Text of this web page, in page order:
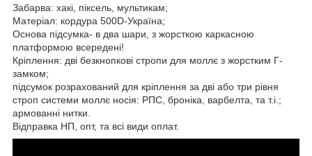
Забарва: хакі, піксель, мультикам;
Матеріал: кордура 500D-Україна;
Основа підсумка- в два шари, з жорсткою каркасною
платформою всередені!
Кріплення: дві безкнопкові стропи для моллє з жорстким Г-
замком;
підсумок розрахований для кріплення за дві або три рівня
строп системи моллє носія: РПС, броніка, варбелта, та т.і.;
армованні нитки.
Відправка НП, опт, та всі види оплат.